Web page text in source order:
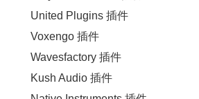
United Plugins 插件
Voxengo 插件
Wavesfactory 插件
Kush Audio 插件